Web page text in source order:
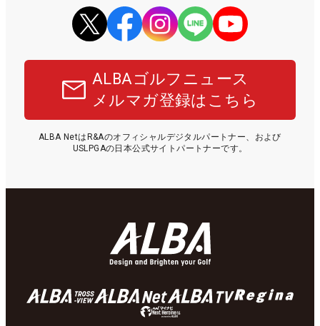
ALBAゴルフニュース
メルマガ登録はこちら
ALBA NetはR&Aのオフィシャルデジタルパートナー、および
USLPGAの日本公式サイトパートナーです。